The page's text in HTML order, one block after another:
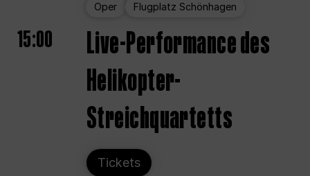
Oper Flugplatz Schönhagen
15:00
Live-Performance des
Helikopter-
Streichquartetts
Tickets